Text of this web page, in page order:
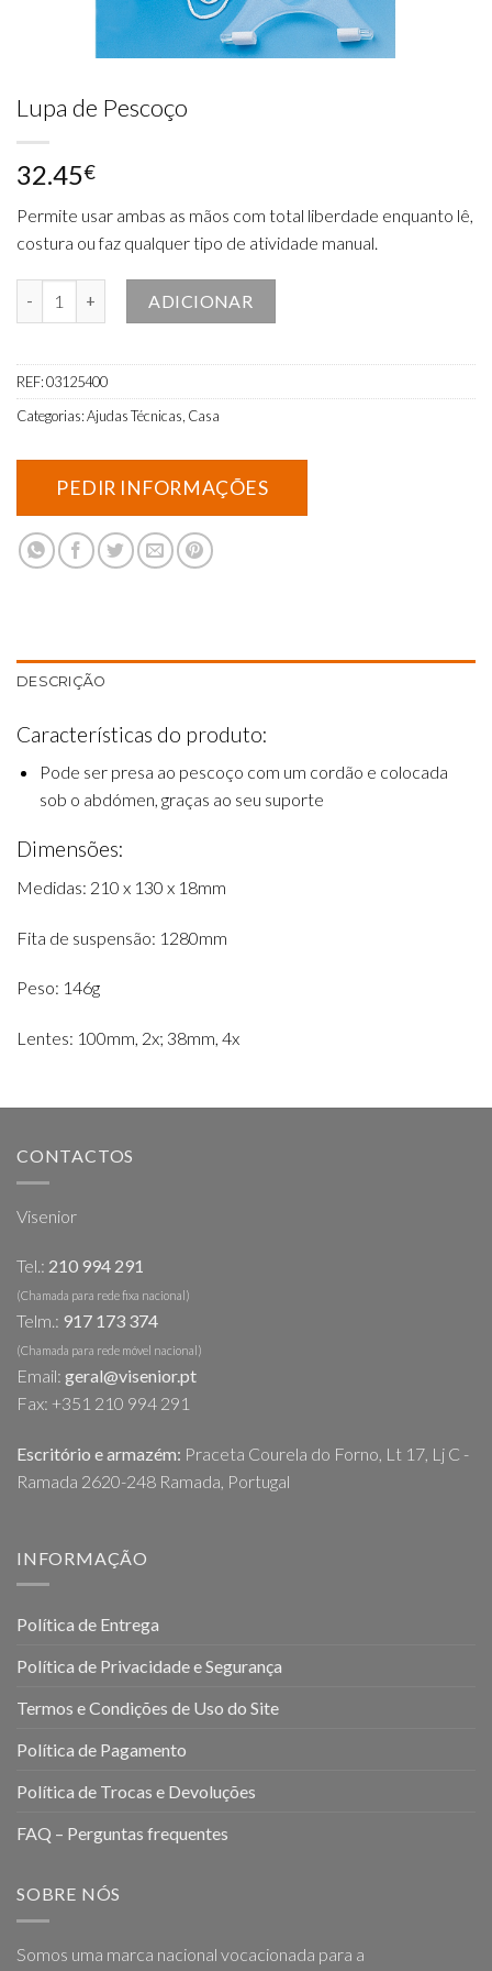
Lupa de Pescoço
32.45€
Permite usar ambas as mãos com total liberdade enquanto lê,
costura ou faz qualquer tipo de atividade manual.
ADICIONAR
REF:03125400
Categorias:Ajudas Técnicas Casa
DESCRIÇÃO
Características do produto:
Pode ser presa ao pescoço com um cordão e colocada
sob o abdómen, graças ao seu suporte
Dimensões:
Medidas: 210 x 130 x 18mm
Fita de suspensão: 1280mm
Peso: 146g
Lentes: 100mm, 2x; 38mm, 4x
CONTACTOS
Visenior
Tel.: 210 994 291
(Chamada para rede fixa nacional)
Telm.: 917 173 374
(Chamada para rede móvel nacional)
Email: geral@visenior.pt
Fax: +351 210 994 291
Escritório e armazém: Praceta Courela do Forno, Lt 17, Lj C -
Ramada 2620-248 Ramada, Portugal
INFORMAÇÃO
Política de Entrega
Política de Privacidade e Segurança
Termos e Condições de Uso do Site
Política de Pagamento
Política de Trocas e Devoluções
FAQ – Perguntas frequentes
SOBRE NÓS
Somos uma marca nacional vocacionada para a